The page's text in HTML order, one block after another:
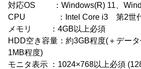
対応OS ：Windows(R) 11、
CPU ：Intel Core i3 第2世代
メモリ ：4GB以上必須
HDD空き容量：約3GB程度(＋デー
1MB程度)
モニタ表示 ：1024×768以上必須